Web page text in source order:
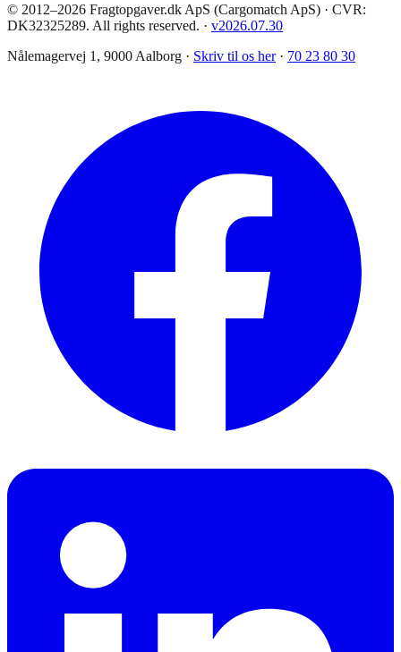
© 2012–2026 Fragtopgaver.dk ApS (Cargomatch ApS) · CVR:
DK32325289. All rights reserved. · v2026.07.30
Nålemagervej 1, 9000 Aalborg · Skriv til os her · 70 23 80 30